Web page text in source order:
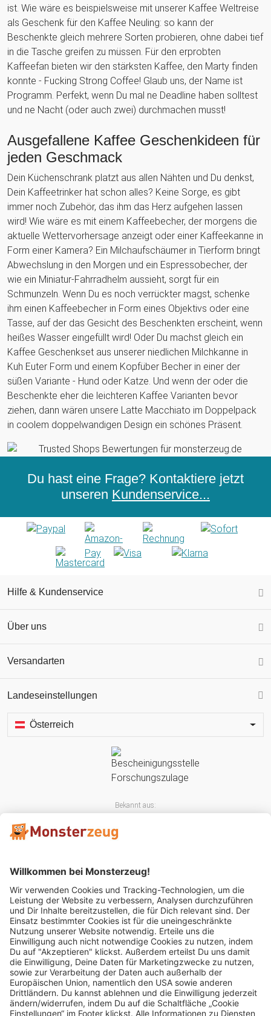
ist. Wie wäre es beispielsweise mit unserer Kaffee Weltreise
als Geschenk für den Kaffee Neuling: so kann der
Beschenkte gleich mehrere Sorten probieren, ohne dabei tief
in die Tasche greifen zu müssen. Für den erprobten
Kaffeefan bieten wir den stärksten Kaffee, den Marty finden
konnte - Fucking Strong Coffee! Glaub uns, der Name ist
Programm. Perfekt, wenn Du mal ne Deadline haben solltest
und ne Nacht (oder auch zwei) durchmachen musst!
Ausgefallene Kaffee Geschenkideen für
jeden Geschmack
Dein Küchenschrank platzt aus allen Nähten und Du denkst,
Dein Kaffeetrinker hat schon alles? Keine Sorge, es gibt
immer noch Zubehör, das ihm das Herz aufgehen lassen
wird! Wie wäre es mit einem Kaffeebecher, der morgens die
aktuelle Wettervorhersage anzeigt oder einer Kaffeekanne in
Form einer Kamera? Ein Milchaufschäumer in Tierform bringt
Abwechslung in den Morgen und ein Espressobecher, der
wie ein Miniatur-Fahrradhelm aussieht, sorgt für ein
Schmunzeln. Wenn Du es noch verrückter magst, schenke
ihm einen Kaffeebecher in Form eines Objektivs oder eine
Tasse, auf der das Gesicht des Beschenkten erscheint, wenn
heißes Wasser eingefüllt wird! Oder Du machst gleich ein
Kaffee Geschenkset aus unserer niedlichen Milchkanne in
Kuh Euter Form und einem Kopfüber Becher in einer der
süßen Variante - Hund oder Katze. Und wenn der oder die
Beschenkte eher die leichteren Kaffee Varianten bevor
ziehen, dann wären unsere Latte Macchiato im Doppelpack
in coolem doppelwandigen Design ein schönes Präsent.
Du hast eine Frage? Kontaktiere jetzt
unseren Kundenservice...
Hilfe & Kundenservice
Über uns
Versandarten
Landeseinstellungen
Österreich
Bekannt aus:
Mitglied im: